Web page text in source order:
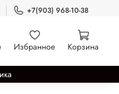
+7(903) 968-10-38
Избранное Корзина